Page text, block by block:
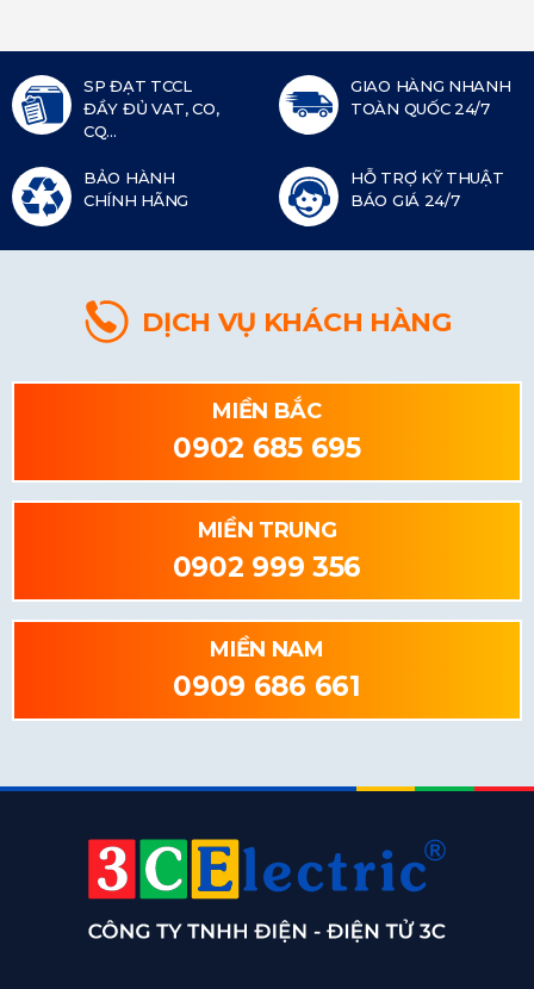
SP ĐẠT TCCL
ĐẦY ĐỦ VAT, CO,
CQ...
GIAO HÀNG NHANH
TOÀN QUỐC 24/7
BẢO HÀNH
CHÍNH HÃNG
HỖ TRỢ KỸ THUẬT
BÁO GIÁ 24/7
DỊCH VỤ KHÁCH HÀNG
MIỀN BẮC
0902 685 695
MIỀN TRUNG
0902 999 356
MIỀN NAM
0909 686 661